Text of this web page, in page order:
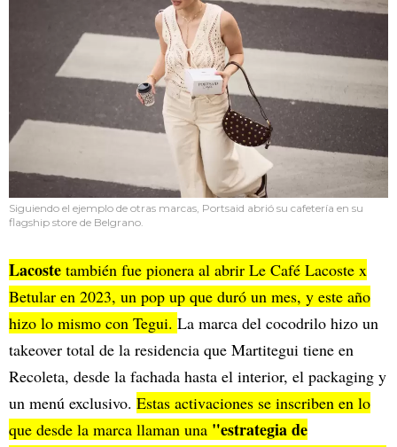
Siguiendo el ejemplo de otras marcas, Portsaid abrió su cafetería en su
flagship store de Belgrano.
Lacoste también fue pionera al abrir Le Café Lacoste x
Betular en 2023, un pop up que duró un mes, y este año
hizo lo mismo con Tegui. La marca del cocodrilo hizo un
takeover total de la residencia que Martitegui tiene en
Recoleta, desde la fachada hasta el interior, el packaging y
un menú exclusivo. Estas activaciones se inscriben en lo
que desde la marca llaman una "estrategia de